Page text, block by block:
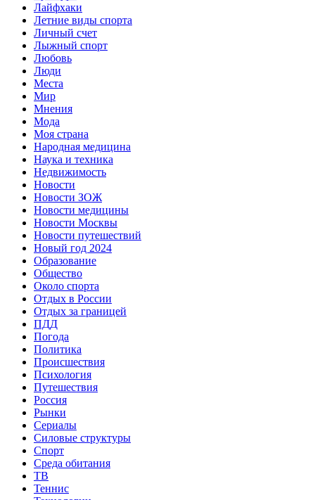
Лайфхаки
Летние виды спорта
Личный счет
Лыжный спорт
Любовь
Люди
Места
Мир
Мнения
Мода
Моя страна
Народная медицина
Наука и техника
Недвижимость
Новости
Новости ЗОЖ
Новости медицины
Новости Москвы
Новости путешествий
Новый год 2024
Образование
Общество
Около спорта
Отдых в России
Отдых за границей
ПДД
Погода
Политика
Происшествия
Психология
Путешествия
Россия
Рынки
Сериалы
Силовые структуры
Спорт
Среда обитания
ТВ
Теннис